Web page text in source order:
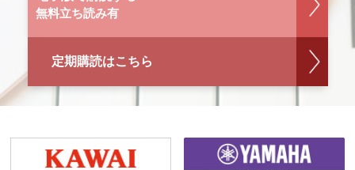
無料立ち読み有
定期購読はこちら